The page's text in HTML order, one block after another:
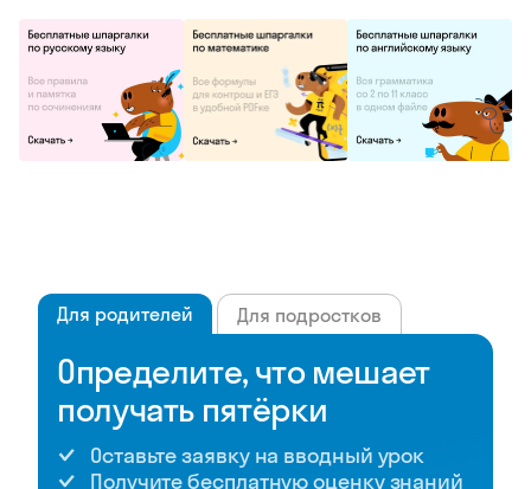
Для родителей Для подростков
Определите, что мешает
получать пятёрки
Оставьте заявку на вводный урок
Получите бесплатную оценку знаний